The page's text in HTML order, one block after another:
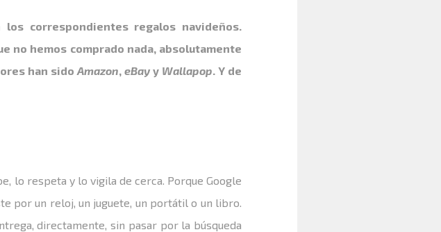
correspondientes regalos navideños.
no hemos comprado nada, absolutamente
han sido Amazon, eBayy Wallapop. Y de
lo respeta y lo vigila de cerca. Porque Google
por un reloj, un juguete, un portátil o un libro.
directamente, sin pasar por la búsqueda